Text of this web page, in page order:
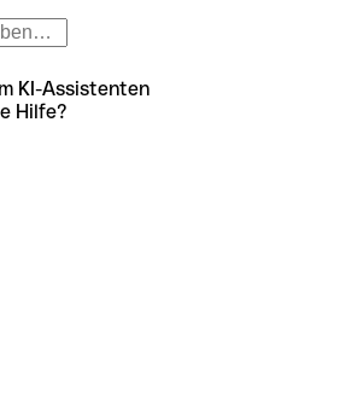
KI-Assistenten
Hilfe?